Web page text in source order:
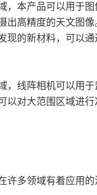
本产品可以用于图
出高精度的天文图
现的新材料，可以
线阵相机可以用于
以对大范围区域进
多领域有着应用的